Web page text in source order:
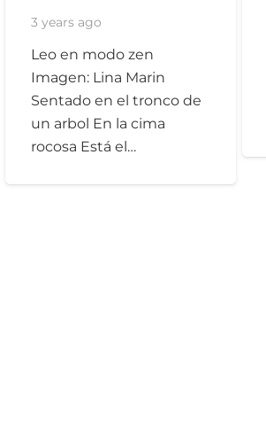
3 years ago
Leo en modo zen
Imagen: Lina Marin
Sentado en el tronco de
un arbol En la cima
rocosa Está el…